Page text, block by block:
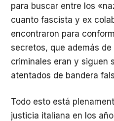
para buscar entre los
cuanto fascista y ex
encontraron para
secretos, que además
criminales eran y siguen
atentados de bandera
Todo esto está
justicia italiana en los